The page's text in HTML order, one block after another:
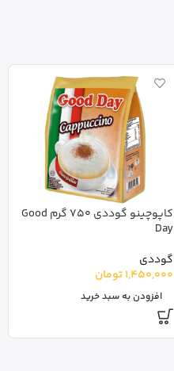
کاپوچینو گوددی 750 گرم Good
Day
گوددی
1,450,000تومان
افزودن به سبد خرید